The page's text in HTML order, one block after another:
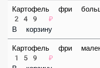
Картофель фри большой
249 ₽
В корзину
Картофель фри